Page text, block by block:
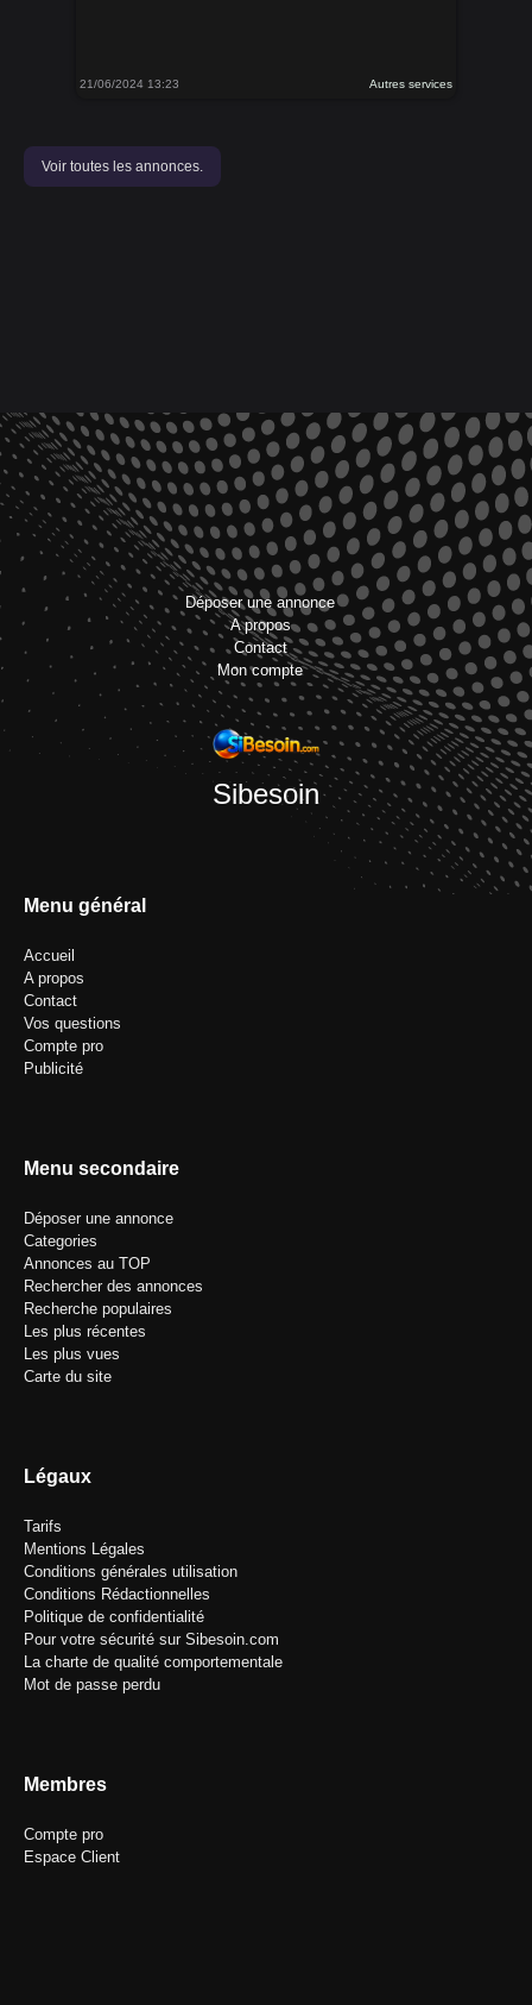
21/06/2024 13:23 Autres services
Voir toutes les annonces.
Déposer une annonce
A propos
Contact
Mon compte
Sibesoin
Menu général
Accueil
A propos
Contact
Vos questions
Compte pro
Publicité
Menu secondaire
Déposer une annonce
Categories
Annonces au TOP
Rechercher des annonces
Recherche populaires
Les plus récentes
Les plus vues
Carte du site
Légaux
Tarifs
Mentions Légales
Conditions générales utilisation
Conditions Rédactionnelles
Politique de confidentialité
Pour votre sécurité sur Sibesoin.com
La charte de qualité comportementale
Mot de passe perdu
Membres
Compte pro
Espace Client